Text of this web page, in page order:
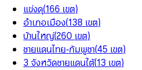
แข่งดุ(166 เขต)
อำเภอเมือง(138 เขต)
บ้านใหญ่(260 เขต)
ชายแดนไทย-กัมพูชา(45 เขต)
3 จังหวัดชายแดนใต้(13 เขต)